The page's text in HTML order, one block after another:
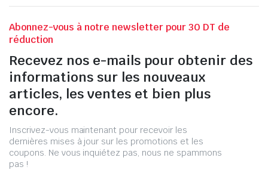
Abonnez-vous à notre newsletter pour 30 DT de
réduction
Recevez nos e-mails pour obtenir des
informations sur les nouveaux
articles, les ventes et bien plus
encore.
Inscrivez-vous maintenant pour recevoir les
dernières mises à jour sur les promotions et les
coupons. Ne vous inquiétez pas, nous ne spammons
pas !